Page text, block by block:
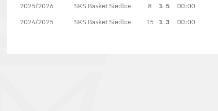
2025/2026 SKS Basket Siedlce 8 1.5
00:00
2024/2025
SKS Basket Siedlce 15 1.3 00:00